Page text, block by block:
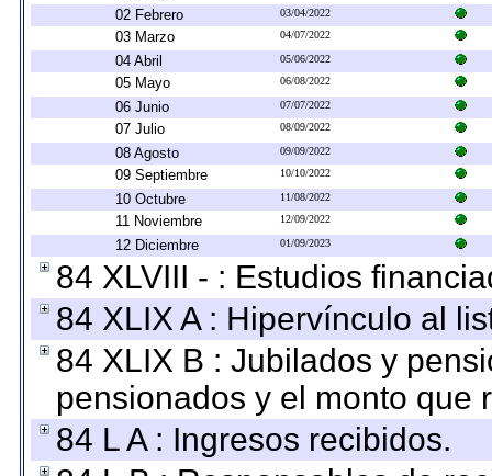
02 Febrero 03/04/2022
03 Marzo 04/07/2022
04 Abril 05/06/2022
05 Mayo 06/08/2022
06 Junio 07/07/2022
07 Julio 08/09/2022
08 Agosto 09/09/2022
09 Septiembre 10/10/2022
10 Octubre 11/08/2022
11 Noviembre 12/09/2022
12 Diciembre 01/09/2023
84 XLVIII - : Estudios
84 XLIX A : Hipervínculo al
84 XLIX B : Jubilados y
pensionados y el monto que
84 L A : Ingresos recibidos.